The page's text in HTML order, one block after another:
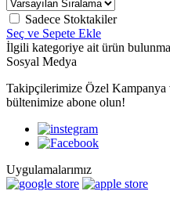
Sadece Stoktakiler
Seç ve Sepete Ekle
İlgili kategoriye ait ürün
Sosyal Medya
Takipçilerimize Özel Kampanya
bültenimize abone olun!
Uygulamalarımız